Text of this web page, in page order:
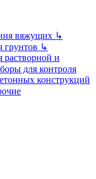
вяжущих ↳
грунтов ↳
и
для контроля
конструкций